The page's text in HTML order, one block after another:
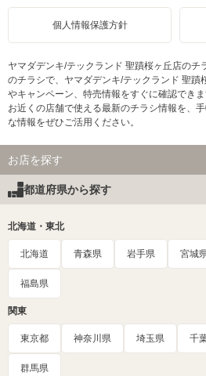
個人情報保護方針
ヤマダデンキ/テックランド 聖蹟桜ヶ丘店のチ
のチラシで、ヤマダデンキ/テックランド 聖蹟
やキャンペーン、特売情報をすぐに確認でき
お近くの店舗で使える最新のチラシ情報を、
な情報をぜひご活用ください。
お店を探す
都道府県から探す
北海道・東北
北海道 青森県 岩手県 宮城
福島県
関東
東京都 神奈川県 埼玉県 千
群馬県